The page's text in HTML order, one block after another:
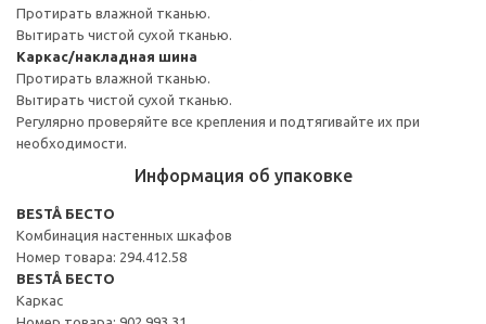
Протирать влажной тканью.
Вытирать чистой сухой тканью.
Каркас/накладная шина
Протирать влажной тканью.
Вытирать чистой сухой тканью.
Регулярно проверяйте все крепления и подтягивайте их при
необходимости.
Информация об упаковке
BESTÅ БЕСТО
Комбинация настенных шкафов
Номер товара: 294.412.58
BESTÅ БЕСТО
Каркас